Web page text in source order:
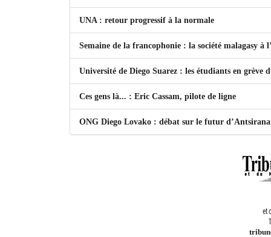
UNA : retour progressif à la normale
Semaine de la francophonie : la société malagasy à
Université de Diego Suarez : les étudiants en grève
Ces gens là... : Eric Cassam, pilote de ligne
ONG Diego Lovako : débat sur le futur
et